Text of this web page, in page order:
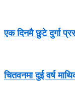
एक दिनमै छुटे दुर्गा
चितवनमा दुई वर्ष